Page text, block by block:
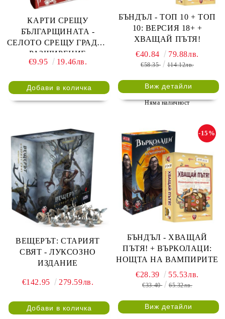
КАРТИ СРЕЩУ
БЪЛГАРЩИНАТА -
СЕЛОТО СРЕЩУ ГРАДА -
РАЗШИРЕНИЕ
€9.95
19.46лв.
БЪНДЪЛ - ТОП 10 + ТОП
10: ВЕРСИЯ 18+ +
ХВАЩАЙ ПЪТЯ!
€40.84 79.88лв.
€58.35 114.12лв.
Виж детайли
Няма наличност
ВЕЩЕРЪТ: СТАРИЯТ
СВЯТ - ЛУКСОЗНО
ИЗДАНИЕ
€142.95 279.59лв.
БЪНДЪЛ - ХВАЩАЙ
ПЪТЯ! + ВЪРКОЛАЦИ:
НОЩТА НА ВАМПИРИТЕ
-15%
€28.39 55.53лв.
€33.40 65.32лв.
Виж детайли